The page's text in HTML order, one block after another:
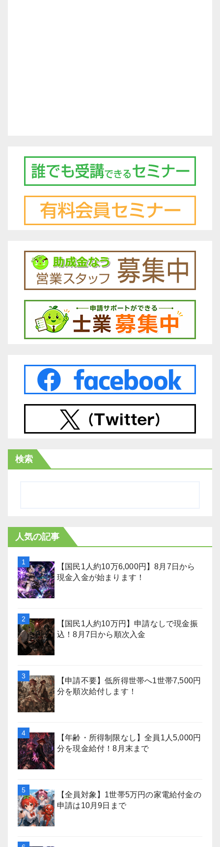
検索
人気の記事
【国民1人約10万6,000円】8月7日から
現金入金が始まります！
【国民1人約10万円】申請なしで現金振
込！8月7日から順次入金
【申請不要】低所得世帯へ1世帯7,500円
分を順次給付します！
【年齢・所得制限なし】全員1人5,000円
分を現金給付！8月末まで
【全員対象】1世帯5万円の家電給付金の
申請は10月9日まで